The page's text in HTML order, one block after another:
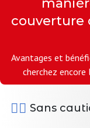
couverture
Avantages et
cherchez
Sans